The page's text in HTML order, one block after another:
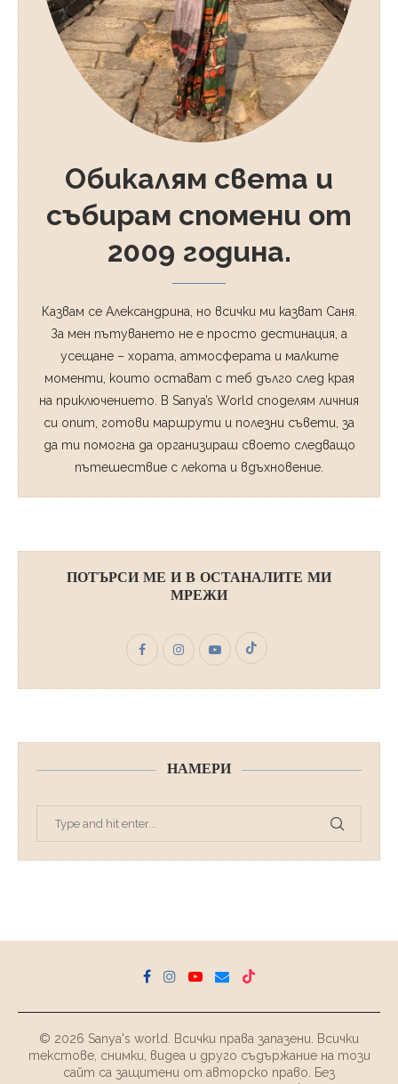
Обикалям света и
събирам спомени от
2009 година.
Казвам се Александрина, но всички ми казват Саня.
За мен пътуването не е просто дестинация, а
усещане – хората, атмосферата и малките
моменти, които остават с теб дълго след края
на приключението. В Sanya’s World споделям личния
си опит, готови маршрути и полезни съвети, за
да ти помогна да организираш своето следващо
пътешествие с лекота и вдъхновение.
ПОТЪРСИ МЕ И В ОСТАНАЛИТЕ МИ
МРЕЖИ
НАМЕРИ
© 2026 Sanya's world. Всички права запазени. Всички
текстове, снимки, видеа и друго съдържание на този
сайт са защитени от авторско право. Без